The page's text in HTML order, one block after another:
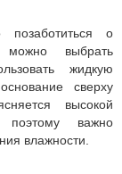
позаботиться о
можно выбрать
жидкую
сверху
высокой
поэтому важно
влажности.